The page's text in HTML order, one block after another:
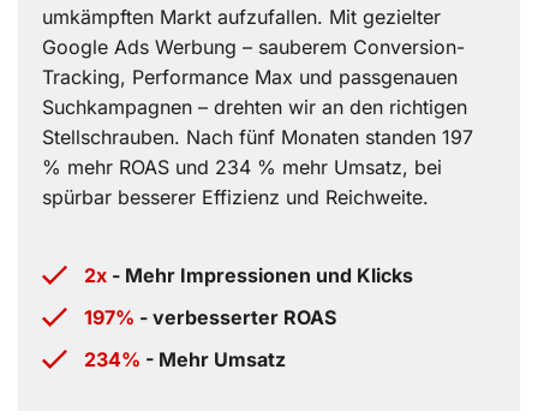
umkämpften Markt aufzufallen. Mit gezielter
Google Ads Werbung – sauberem Conversion-
Tracking, Performance Max und passgenauen
Suchkampagnen – drehten wir an den richtigen
Stellschrauben. Nach fünf Monaten standen 197
% mehr ROAS und 234 % mehr Umsatz, bei
spürbar besserer Effizienz und Reichweite.
2x - Mehr Impressionen und Klicks
197% - verbesserter ROAS
234% - Mehr Umsatz